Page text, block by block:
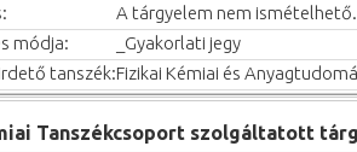
A tárgyelem nem ismételhető.
módja:
_Gyakorlati jegy
tanszék:Fizikai Kémiai és
Tanszékcsoport szolgáltatott